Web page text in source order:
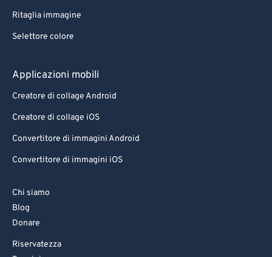
Ritaglia immagine
Selettore colore
Applicazioni mobili
Creatore di collage Android
Creatore di collage iOS
Convertitore di immagini Android
Convertitore di immagini iOS
Chi siamo
Blog
Donare
Riservatezza